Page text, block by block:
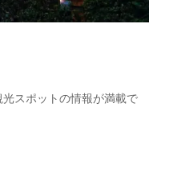
スポットの情報が満載で